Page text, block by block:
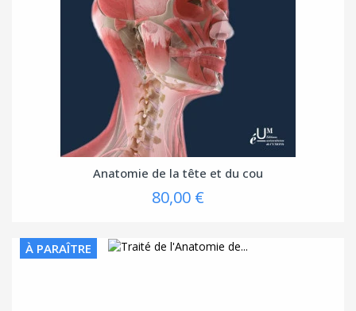
Anatomie de la tête et du cou
80,00 €
À PARAÎTRE